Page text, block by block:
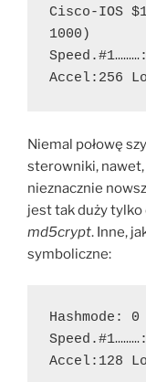
Cisco-IOS
1000)
Accel:256
Niemal połowę
sterowniki,
nieznacznie
jest tak duży
md5crypt. Inne,
symboliczne:
Hashmode: 0
Accel:128